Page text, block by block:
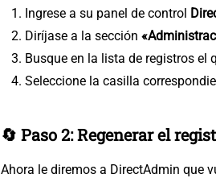
Ingrese a su panel de control
Diríjase a la sección
Busque en la lista de registros el
Seleccione la casilla
🔄 Paso 2: Regenerar el
Ahora le diremos a DirectAdmin que